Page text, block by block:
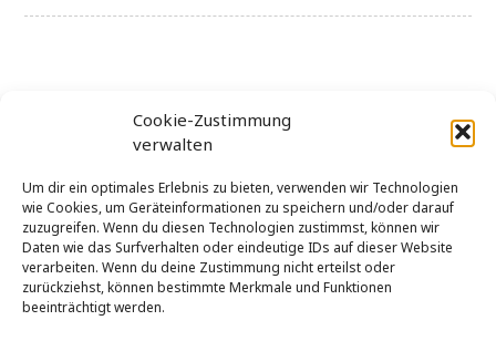
Cookie-Zustimmung
verwalten
Um dir ein optimales Erlebnis zu bieten, verwenden wir Technologien
wie Cookies, um Geräteinformationen zu speichern und/oder darauf
zuzugreifen. Wenn du diesen Technologien zustimmst, können wir
Daten wie das Surfverhalten oder eindeutige IDs auf dieser Website
verarbeiten. Wenn du deine Zustimmung nicht erteilst oder
zurückziehst, können bestimmte Merkmale und Funktionen
beeinträchtigt werden.
Kategorien
Allgemein
Uncategorized